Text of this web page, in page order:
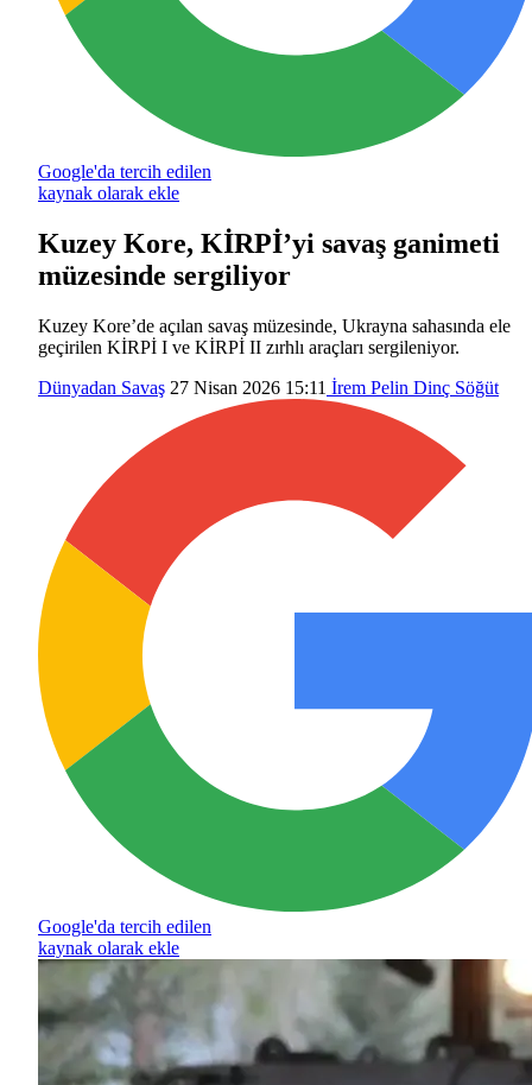
Google'da tercih edilen
kaynak olarak ekle
Kuzey Kore, KİRPİ’yi savaş ganimeti
müzesinde sergiliyor
Kuzey Kore’de açılan savaş müzesinde, Ukrayna sahasında ele
geçirilen KİRPİ I ve KİRPİ II zırhlı araçları sergileniyor.
Dünyadan Savaş 27 Nisan 2026 15:11 İrem Pelin Dinç Söğüt
Google'da tercih edilen
kaynak olarak ekle